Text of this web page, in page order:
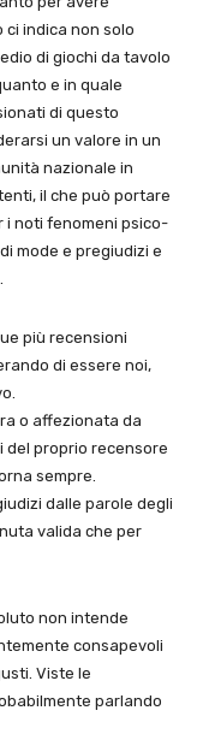
indica non solo
di giochi da tavolo
e in quale
di questo
un valore in un
nazionale in
il che può portare
i noti fenomeni psico-
mode e pregiudizi e
più recensioni
di essere noi,
o affezionata da
del proprio recensore
sempre.
dalle parole degli
valida che per
non intende
consapevoli
Viste le
parlando